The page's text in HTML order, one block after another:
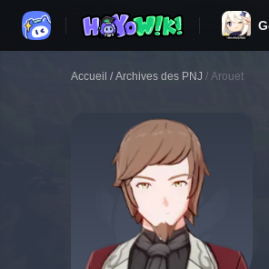
Accueil / Archives des PNJ / Arouet